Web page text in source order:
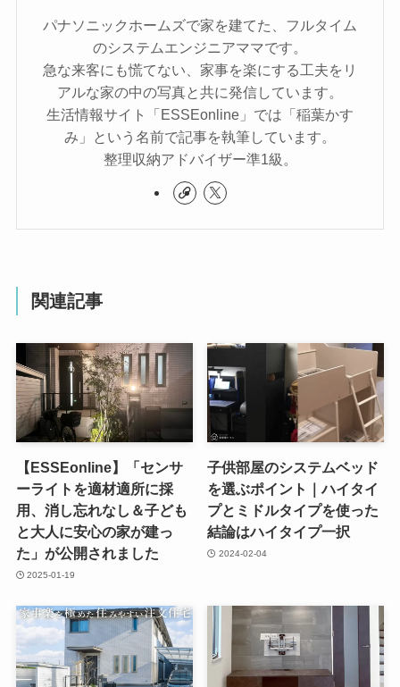
パナソニックホームズで家を建てた、フルタイム
のシステムエンジニアママです。
急な来客にも慌てない、家事を楽にする工夫をリ
アルな家の中の写真と共に発信しています。
生活情報サイト「ESSEonline」では「稲葉かす
み」という名前で記事を執筆しています。
整理収納アドバイザー準1級。
関連記事
【ESSEonline】「センサ
ーライトを適材適所に採
用、消し忘れなし＆子ども
と大人に安心の家が建っ
た」が公開されました
2025-01-19
子供部屋のシステムベッド
を選ぶポイント｜ハイタイ
プとミドルタイプを使った
結論はハイタイプ一択
2024-02-04